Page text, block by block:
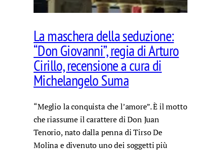
La maschera della seduzione:
“Don Giovanni”, regia di Arturo
Cirillo, recensione a cura di
Michelangelo Suma
“Meglio la conquista che l’amore”. È il motto
che riassume il carattere di Don Juan
Tenorio, nato dalla penna di Tirso De
Molina e divenuto uno dei soggetti più